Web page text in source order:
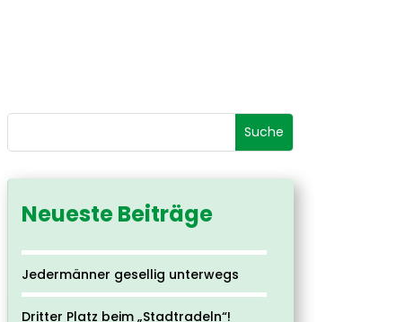
Neueste Beiträge
Jedermänner gesellig unterwegs
Dritter Platz beim „Stadtradeln“!